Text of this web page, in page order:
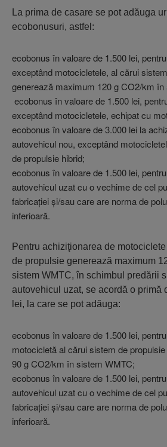
La prima de casare se pot adăuga
ecobonusuri, astfel:
ecobonus în valoare de 1.500 lei,
exceptând motocicletele, al cărui
generează maximum 120 g CO2/km în
ecobonus în valoare de 1.500 lei,
exceptând motocicletele, echipat cu
ecobonus în valoare de 3.000 lei la
autovehicul nou, exceptând
de propulsie hibrid;
ecobonus în valoare de 1.500 lei,
autovehicul uzat cu o vechime de cel
fabricaţiei şi/sau care are norma de
inferioară.
Pentru achiziţionarea de
de propulsie generează maximum
sistem WMTC, în schimbul predării
autovehicul uzat, se acordă o primă
lei, la care se pot adăuga:
ecobonus în valoare de 1.500 lei,
motocicletă al cărui sistem de
90 g CO2/km în sistem WMTC;
ecobonus în valoare de 1.500 lei,
autovehicul uzat cu o vechime de cel
fabricaţiei şi/sau care are norma de
inferioară.